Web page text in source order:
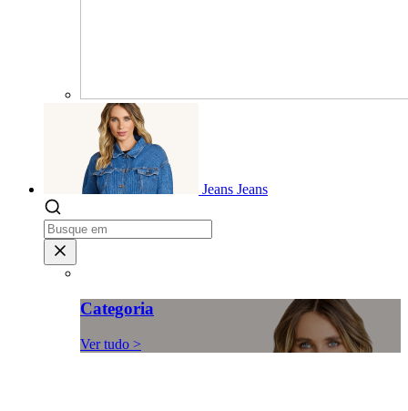
Jeans Jeans
Categoria
Ver tudo >